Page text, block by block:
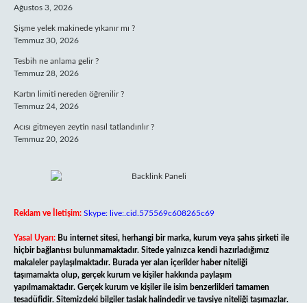
Ağustos 3, 2026
Şişme yelek makinede yıkanır mı ?
Temmuz 30, 2026
Tesbih ne anlama gelir ?
Temmuz 28, 2026
Kartın limiti nereden öğrenilir ?
Temmuz 24, 2026
Acısı gitmeyen zeytin nasıl tatlandırılır ?
Temmuz 20, 2026
Reklam ve İletişim: Skype: live:.cid.575569c608265c69
Yasal Uyarı: Bu internet sitesi, herhangi bir marka, kurum veya şahıs şirketi ile
hiçbir bağlantısı bulunmamaktadır. Sitede yalnızca kendi hazırladığımız
makaleler paylaşılmaktadır. Burada yer alan içerikler haber niteliği
taşımamakta olup, gerçek kurum ve kişiler hakkında paylaşım
yapılmamaktadır. Gerçek kurum ve kişiler ile isim benzerlikleri tamamen
tesadüfidir. Sitemizdeki bilgiler taslak halindedir ve tavsiye niteliği taşımazlar.